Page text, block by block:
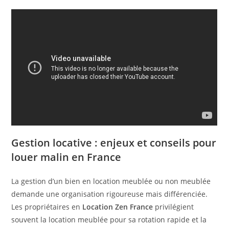
Gestion locative : enjeux et conseils pour
louer malin en France
La gestion d’un bien en location meublée ou non meublée
demande une organisation rigoureuse mais différenciée.
Les propriétaires en Location Zen France privilégient
souvent la location meublée pour sa rotation rapide et la